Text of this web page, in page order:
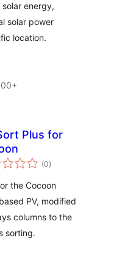
energy,
solar power
location.
Plus for
(0total
aprecieri
)
the Cocoon
PV, modified
columns to the
sorting.